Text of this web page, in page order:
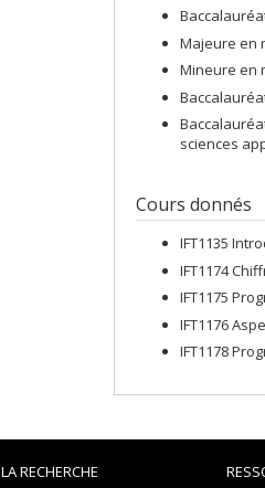
Majeure en
Mineure en
sciences
Cours donnés
IFT1135
IFT1174
IFT1175
IFT1176
IFT1178
LA RECHERCHE